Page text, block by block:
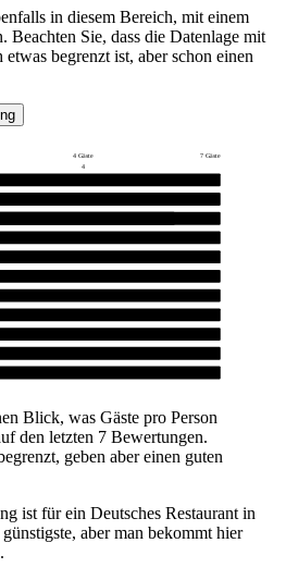
in diesem Bereich, mit einem
Beachten Sie, dass die Datenlage mit
begrenzt ist, aber schon einen
4 Gäste
7 Gäste
4
Blick, was Gäste pro Person
den letzten 7 Bewertungen.
geben aber einen guten
ist für ein Deutsches Restaurant in
aber man bekommt hier